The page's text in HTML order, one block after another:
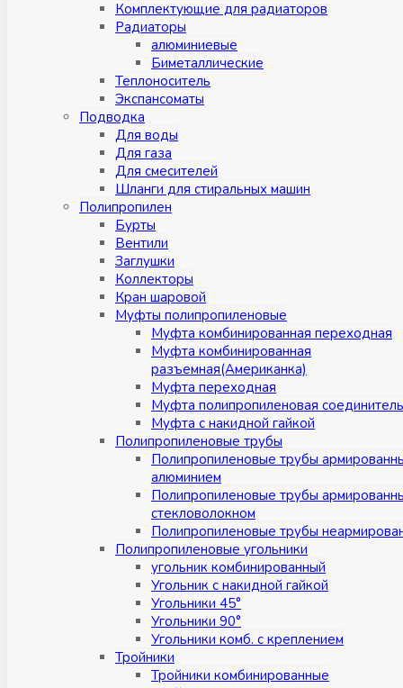
Комплектующие для радиаторов
Радиаторы
алюминиевые
Биметаллические
Теплоноситель
Экспансоматы
Подводка
Для воды
Для газа
Для смесителей
Шланги для стиральных машин
Полипропилен
Бурты
Вентили
Заглушки
Коллекторы
Кран шаровой
Муфты полипропиленовые
Муфта комбинированная переходная
Муфта комбинированная
разъемная(Американка)
Муфта переходная
Муфта полипропиленовая
Муфта с накидной гайкой
Полипропиленовые трубы
Полипропиленовые трубы
алюминием
Полипропиленовые трубы
стекловолокном
Полипропиленовые трубы
Полипропиленовые угольники
угольник комбинированный
Угольник с накидной гайкой
Угольники 45°
Угольники 90°
Угольники комб. с креплением
Тройники
Тройники комбинированные